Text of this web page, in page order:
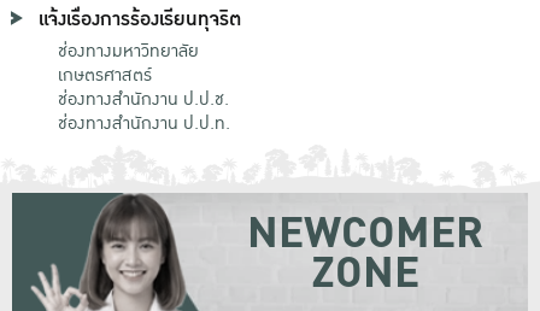
แจ้งเรื่องการร้องเรียนทุจริต
ช่องทางมหาวิทยาลัย
เกษตรศาสตร์
ช่องทางสำนักงาน ป.ป.ช.
ช่องทางสำนักงาน ป.ป.ท.
NEWCOMER
ZONE